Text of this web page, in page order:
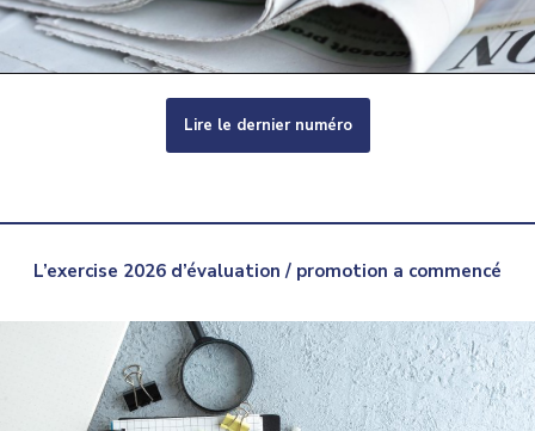
Lire le dernier numéro
L’exercise 2026 d’évaluation / promotion a commencé